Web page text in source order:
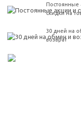
Постоянные
скидки на
30 дней на
возврат